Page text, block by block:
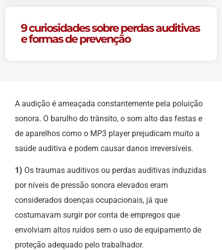
9 curiosidades sobre perdas auditivas
e formas de prevenção
A audição é ameaçada constantemente pela poluição
sonora. O barulho do trânsito, o som alto das festas e
de aparelhos como o MP3 player prejudicam muito a
saúde auditiva e podem causar danos irreversíveis.
1) Os traumas auditivos ou perdas auditivas induzidas
por níveis de pressão sonora elevados eram
considerados doenças ocupacionais, já que
costumavam surgir por conta de empregos que
envolviam altos ruídos sem o uso de equipamento de
proteção adequado pelo trabalhador.